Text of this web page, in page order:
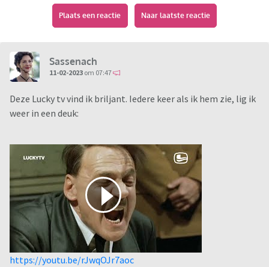
Plaats een reactie Naar laatste reactie
Sassenach
11-02-2023 om 07:47
Deze Lucky tv vind ik briljant. Iedere keer als ik hem zie, lig ik
weer in een deuk:
https://youtu.be/rJwqOJr7aoc